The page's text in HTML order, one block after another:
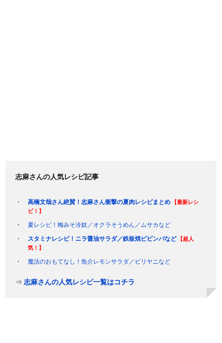
志麻さんの人気レシピ記事
高橋文哉さん絶賛！志麻さん衝撃の夏肉レシピまとめ
【最新レシ
ピ！】
夏レシピ！梅みそ冷奴／オクラそうめん／ムサカなど
スタミナレシピ！ニラ醤油サラダ／鉄板焼ビビンバなど
【超人
気！】
魔法のおもてなし！魚介レモンサラダ／ビリヤニなど
⇒志麻さんの人気レシピ一覧はコチラ